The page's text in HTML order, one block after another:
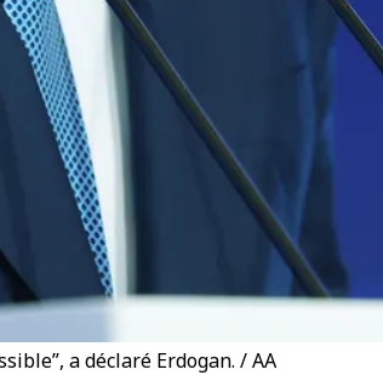
a déclaré Erdogan. / AA